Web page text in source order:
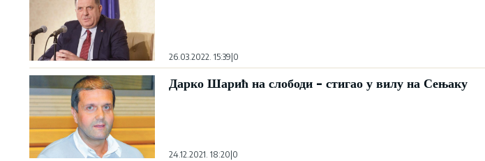
26.03.2022. 15:39|0
Дарко Шарић на слободи - стигао у вилу на Сењаку
24.12.2021. 18:20 0